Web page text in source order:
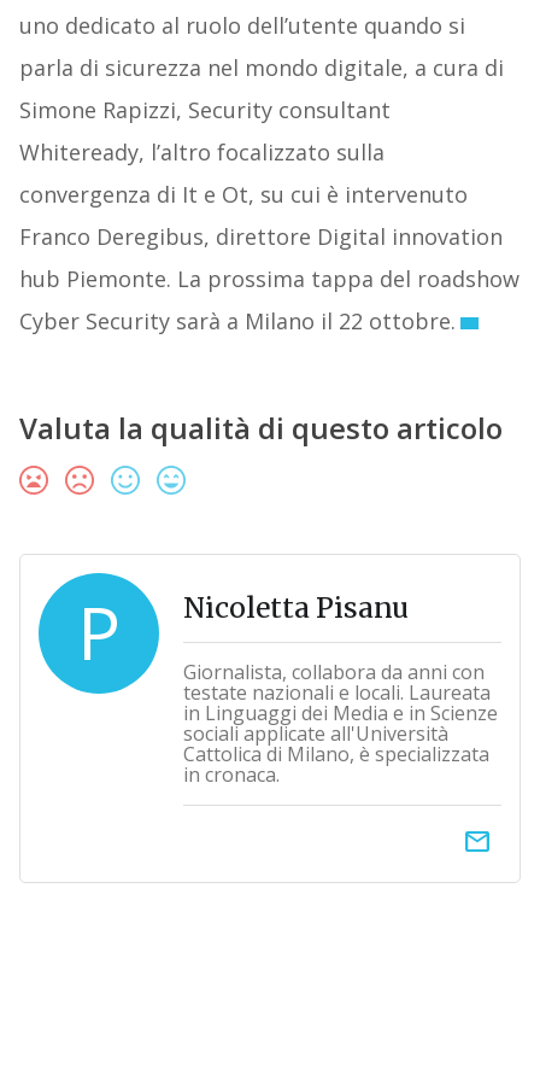
uno dedicato al ruolo dell’utente quando si
parla di sicurezza nel mondo digitale, a cura di
Simone Rapizzi, Security consultant
Whiteready, l’altro focalizzato sulla
convergenza di It e Ot, su cui è intervenuto
Franco Deregibus, direttore Digital innovation
hub Piemonte. La prossima tappa del roadshow
Cyber Security sarà a Milano il 22 ottobre.
Valuta la qualità di questo articolo
P Nicoletta Pisanu
Giornalista, collabora da anni con
testate nazionali e locali. Laureata
in Linguaggi dei Media e in Scienze
sociali applicate all'Università
Cattolica di Milano, è specializzata
in cronaca.
email